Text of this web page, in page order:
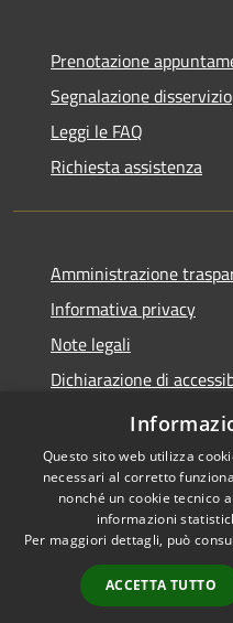
Prenotazione
Segnalazione disservizio
Leggi le FAQ
Richiesta assistenza
Amministrazione
Informativa privacy
Note legali
Dichiarazione di
Whistleblowing
Accessibilità
Questo sito web utilizza
necessari al corretto
nonché un cookie tecnico
informazioni
Per maggiori dettagli, può
ACCETTA TUTTO